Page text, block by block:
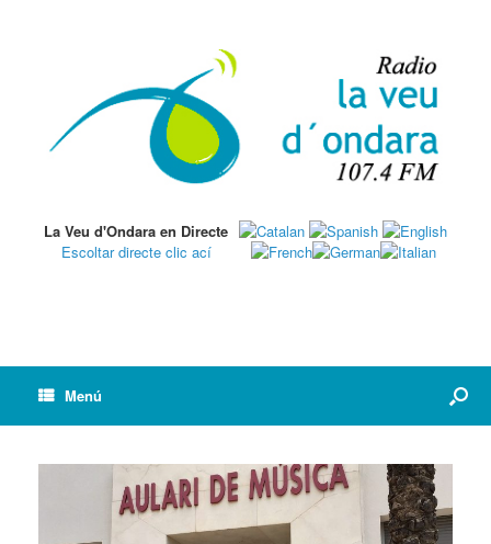
La Veu d'Ondara en Directe
Escoltar directe clic ací
Menú